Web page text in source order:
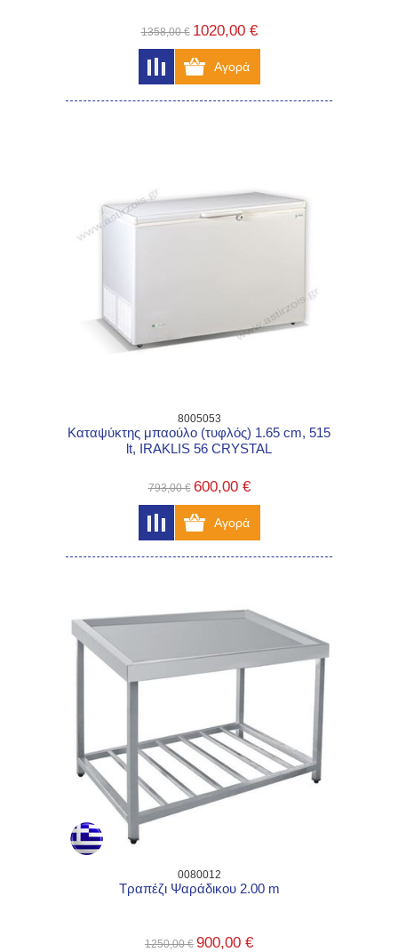
1358,00 € 1020,00 €
8005053
Καταψύκτης μπαούλο (τυφλός) 1.65 cm, 515
lt, IRAKLIS 56 CRYSTAL
793,00 € 600,00 €
0080012
Τραπέζι Ψαράδικου 2.00 m
1250,00 € 900,00 €